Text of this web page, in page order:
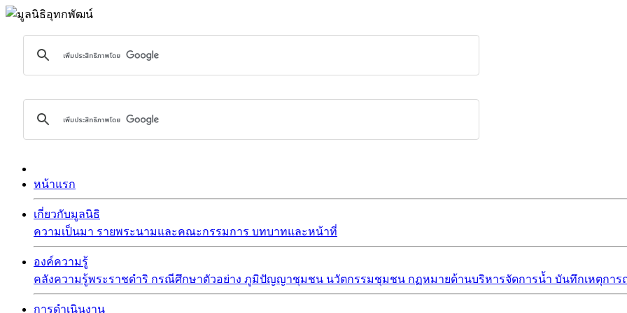
หน้าแรก
เกี่ยวกับมูลนิธิ
ความเป็นมา รายพระนามและคณะกรรมการ บทบาทและหน้าที่
องค์ความรู้
คลังความรู้พระราชดำริ กรณีศึกษาตัวอย่าง ภูมิปัญญาชุมชน นวัตกรรมชุมชน กฏหมายด้านบริหารจัดการน้ำ บันทึกเหตุกา
การดำเนินงาน